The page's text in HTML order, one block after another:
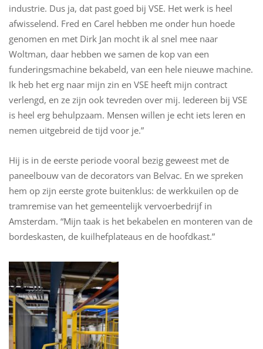
industrie. Dus ja, dat past goed bij VSE. Het werk is heel
afwisselend. Fred en Carel hebben me onder hun hoede
genomen en met Dirk Jan mocht ik al snel mee naar
Woltman, daar hebben we samen de kop van een
funderingsmachine bekabeld, van een hele nieuwe machine.
Ik heb het erg naar mijn zin en VSE heeft mijn contract
verlengd, en ze zijn ook tevreden over mij. Iedereen bij VSE
is heel erg behulpzaam. Mensen willen je echt iets leren en
nemen uitgebreid de tijd voor je.”
Hij is in de eerste periode vooral bezig geweest met de
paneelbouw van de decorators van Belvac. En we spreken
hem op zijn eerste grote buitenklus: de werkkuilen op de
tramremise van het gemeentelijk vervoerbedrijf in
Amsterdam. “Mijn taak is het bekabelen en monteren van de
bordeskasten, de kuilhefplateaus en de hoofdkast.”